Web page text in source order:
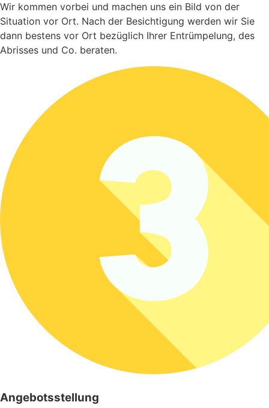
Wir kommen vorbei und machen uns ein Bild von der
Situation vor Ort. Nach der Besichtigung werden wir Sie
dann bestens vor Ort bezüglich Ihrer Entrümpelung, des
Abrisses und Co. beraten.
Angebotsstellung